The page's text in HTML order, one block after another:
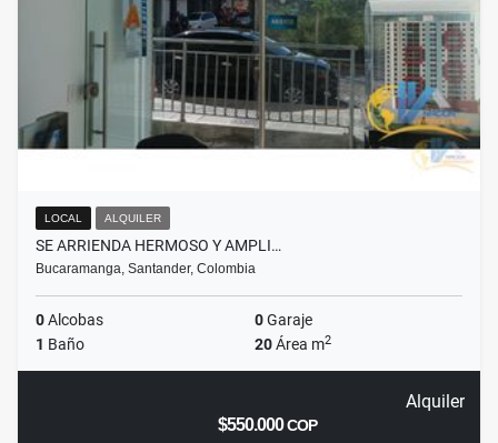
LOCAL ALQUILER
SE ARRIENDA HERMOSO Y AMPLI…
Bucaramanga, Santander, Colombia
0Alcobas 0Garaje
1 Baño 20Área m2
Alquiler
$550.000COP